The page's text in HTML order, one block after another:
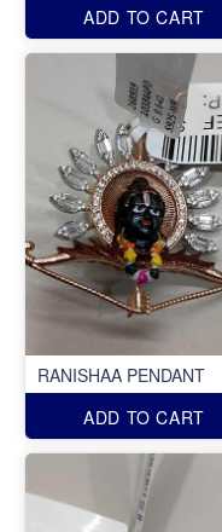
ADD TO CART
RANISHAA PENDANT
ADD TO CART